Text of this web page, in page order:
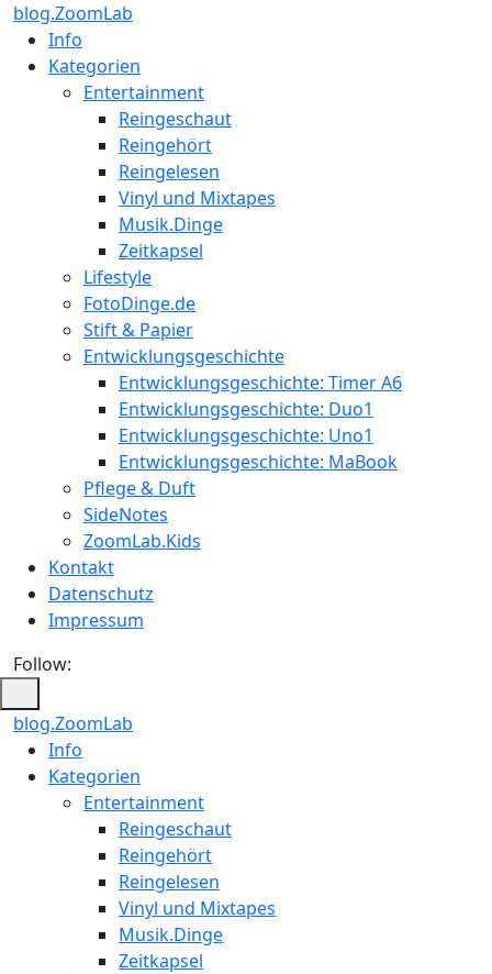
blog.ZoomLab
Info
Kategorien
Entertainment
Reingeschaut
Reingehört
Reingelesen
Vinyl und Mixtapes
Musik.Dinge
Zeitkapsel
Lifestyle
FotoDinge.de
Stift & Papier
Entwicklungsgeschichte
Entwicklungsgeschichte: Timer A6
Entwicklungsgeschichte: Duo1
Entwicklungsgeschichte: Uno1
Entwicklungsgeschichte: MaBook
Pflege & Duft
SideNotes
ZoomLab.Kids
Kontakt
Datenschutz
Impressum
Follow:
blog.ZoomLab
ZoomLab
//
Info
Kategorien
Entertainment
Reingeschaut
Reingehört
Reingelesen
Vinyl und Mixtapes
Musik.Dinge
Zeitkapsel